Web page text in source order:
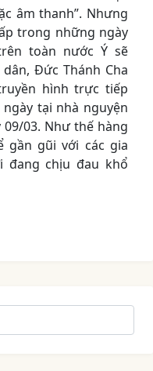
âm thanh”. Nhưng
trong những ngày
toàn nước Ý sẽ
Đức Thánh Cha
hình trực tiếp
tại nhà nguyện
03. Như thế hàng
gần gũi với các gia
đang chịu đau khổ